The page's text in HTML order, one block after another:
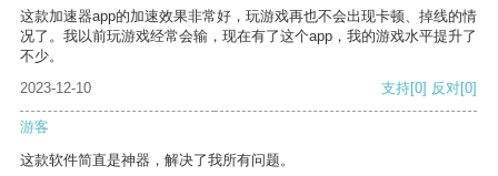
这款加速器app的加速效果非常好，玩游戏再也不会出现卡顿、掉线的情
况了。我以前玩游戏经常会输，现在有了这个app，我的游戏水平提升了
不少。
2023-12-10
支持[0] 反对[0]
游客
这款软件简直是神器，解决了我所有问题。